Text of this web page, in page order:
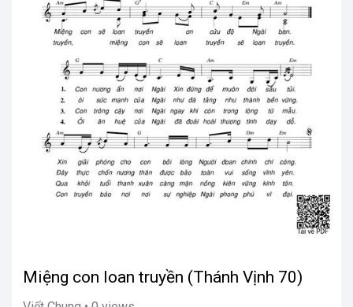
Miệng con loan truyền (Thánh Vịnh 70)